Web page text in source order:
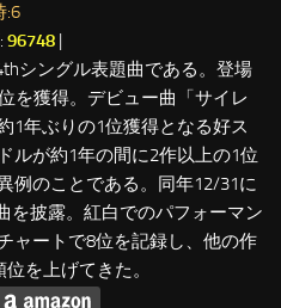
:6
96748
シングル表題曲である。登場
を獲得。デビュー曲「サイレ
1年ぶりの1位獲得となる好ス
ルが約1年の間に2作以上の1位
例のことである。同年12/31に
を披露。紅白でのパフォーマン
ャートで8位を記録し、他の作
を上げてきた。